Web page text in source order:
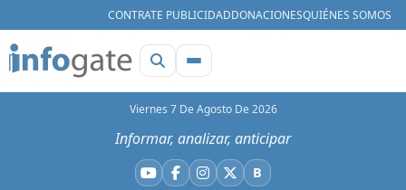
CONTRATE PUBLICIDADDONACIONESQUIÉNES SOMOS
Viernes 7 De Agosto De 2026
Informar, analizar, anticipar
YouTube
Facebook
Instagram
X BBluesky